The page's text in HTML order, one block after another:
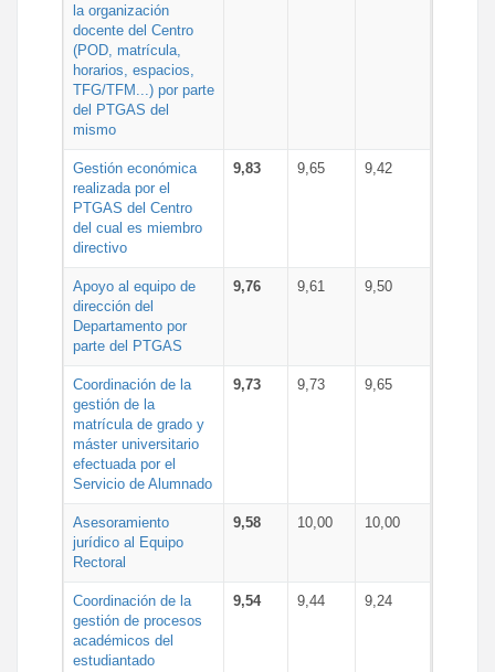
la organización
docente del Centro
(POD, matrícula,
horarios, espacios,
TFG/TFM...) por parte
del PTGAS del
mismo
Gestión económica
realizada por el
PTGAS del Centro
del cual es miembro
directivo
9,83 9,65 9,42
Apoyo al equipo de
dirección del
Departamento por
parte del PTGAS
9,76 9,61 9,50
Coordinación de la
gestión de la
matrícula de grado y
máster universitario
efectuada por el
Servicio de Alumnado
9,73 9,73 9,65
Asesoramiento
jurídico al Equipo
Rectoral
9,58 10,00 10,00
Coordinación de la
gestión de procesos
académicos del
estudiantado
9,54 9,44 9,24